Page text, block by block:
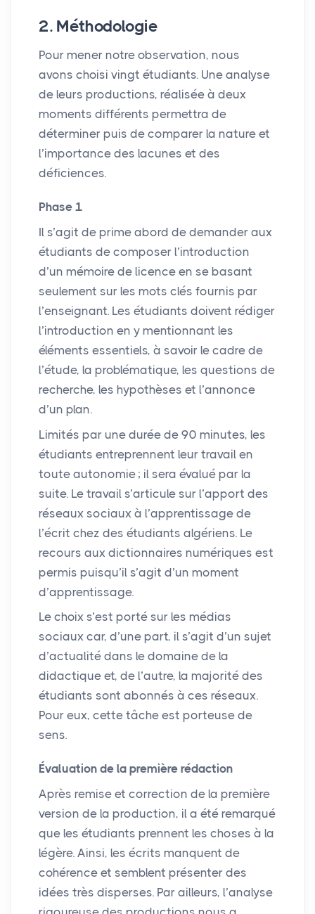
2. Méthodologie
Pour mener notre observation, nous
avons choisi vingt étudiants. Une analyse
de leurs productions, réalisée à deux
moments différents permettra de
déterminer puis de comparer la nature et
l’importance des lacunes et des
déficiences.
Phase 1
Il s’agit de prime abord de demander aux
étudiants de composer l’introduction
d’un mémoire de licence en se basant
seulement sur les mots clés fournis par
l’enseignant. Les étudiants doivent rédiger
l’introduction en y mentionnant les
éléments essentiels, à savoir le cadre de
l’étude, la problématique, les questions de
recherche, les hypothèses et l’annonce
d’un plan.
Limités par une durée de 90 minutes, les
étudiants entreprennent leur travail en
toute autonomie ; il sera évalué par la
suite. Le travail s’articule sur l’apport des
réseaux sociaux à l’apprentissage de
l’écrit chez des étudiants algériens. Le
recours aux dictionnaires numériques est
permis puisqu’il s’agit d’un moment
d’apprentissage.
Le choix s’est porté sur les médias
sociaux car, d’une part, il s’agit d’un sujet
d’actualité dans le domaine de la
didactique et, de l’autre, la majorité des
étudiants sont abonnés à ces réseaux.
Pour eux, cette tâche est porteuse de
sens.
Évaluation de la première rédaction
Après remise et correction de la première
version de la production, il a été remarqué
que les étudiants prennent les choses à la
légère. Ainsi, les écrits manquent de
cohérence et semblent présenter des
idées très disperses. Par ailleurs, l’analyse